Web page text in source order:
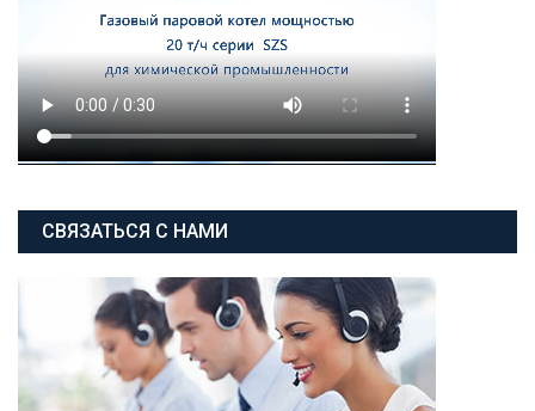
СВЯЗАТЬСЯ С НАМИ